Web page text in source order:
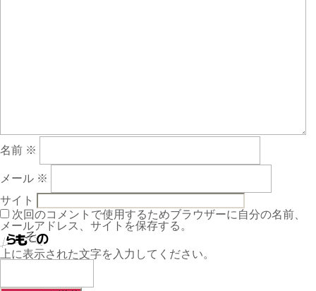
名前 ※
メール ※
サイト
次回のコメントで使用するためブラウザーに自分の名前、
メールアドレス、サイトを保存する。
上に表示された文字を入力してください。